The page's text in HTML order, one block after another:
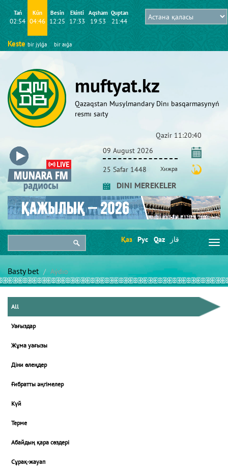
Tań
02:54
Kún
04:46
Besіn
12:25
Ekіntі
17:33
Aqsham
19:53
Quptan
21:44
Keste bіr jylǵa bіr aıǵa
muftyat.kz
Qazaqstan Musylmandary Dіnı basqarmasynyń
resmı saıty
Qazіr 11:20:40
09 August 2026
25 Safar 1448 Хижра
DINI MEREKELER
Қаз Рус Qaz قاز
Basty bet Aýdıo
All
Уағыздар
Жұма уағызы
Діни өлеңдер
Ғибратты әңгімелер
Күй
Терме
Абайдың қара сөздері
Сұрақ-жауап